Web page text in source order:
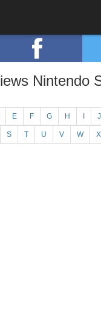
Nintendo
E F G H J
S T U V W X